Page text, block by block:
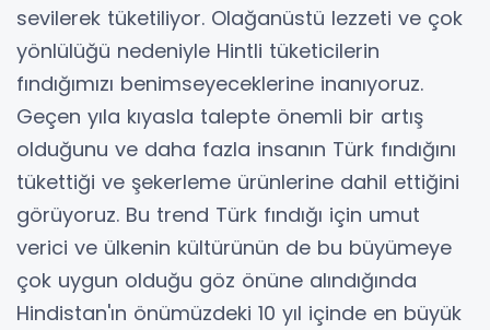
sevilerek tüketiliyor. Olağanüstü lezzeti ve çok
yönlülüğü nedeniyle Hintli tüketicilerin
fındığımızı benimseyeceklerine inanıyoruz.
Geçen yıla kıyasla talepte önemli bir artış
olduğunu ve daha fazla insanın Türk fındığını
tükettiği ve şekerleme ürünlerine dahil ettiğini
görüyoruz. Bu trend Türk fındığı için umut
verici ve ülkenin kültürünün de bu büyümeye
çok uygun olduğu göz önüne alındığında
Hindistan'ın önümüzdeki 10 yıl içinde en büyük